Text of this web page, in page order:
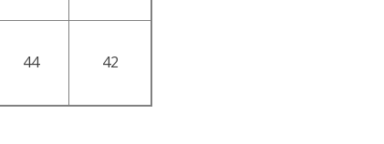
44 42